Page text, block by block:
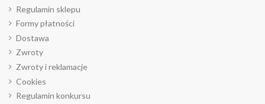
Regulamin sklepu
Formy płatności
Dostawa
Zwroty
Zwroty i reklamacje
Cookies
Regulamin konkursu